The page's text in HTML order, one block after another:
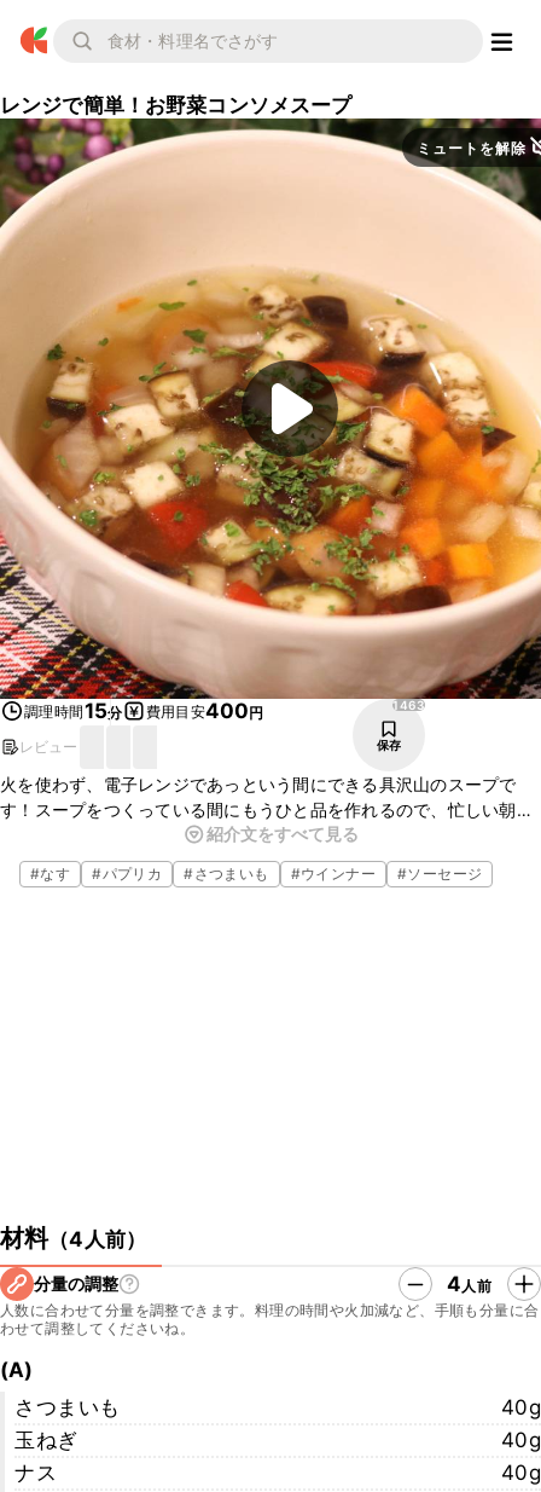
レンジで簡単！お野菜コンソメスープ
ミュートを解除
調理時間15分 費用目安400円
レビュー
1463
保存
火を使わず、電子レンジであっという間にできる具沢山のスープで
す！スープをつくっている間にもうひと品を作れるので、忙しい朝に
特にオススメです。寒い冬の朝に、パンと一緒にいかがでしょうか。
ぜひお試しください！
紹介文をすべて見る
#なす #パプリカ #さつまいも #ウインナー #ソーセージ
材料（4人前）
分量の調整 4人前
人数に合わせて分量を調整できます。料理の時間や火加減など、手順も分量に合
わせて調整してくださいね。
(A)
さつまいも
40g
玉ねぎ
40g
ナス
40g